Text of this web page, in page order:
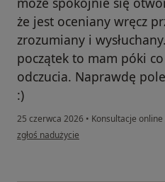
że jest oceniany wręcz
zrozumiany i
początek to mam póki
odczucia. Naprawdę
:)
25 czerwca 2026 • Konsultacje online
w opinii użytkownika Darek
zgłoś nadużycie